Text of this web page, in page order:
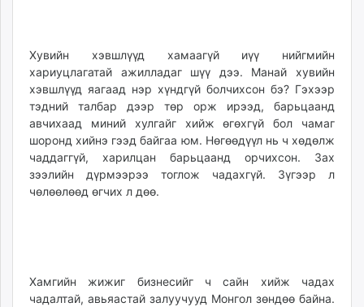
Хувийн хэвшлүүд хамаагүй иүү нийгмийн
хариуцлагатай ажилладаг шүү дээ. Манай хувийн
хэвшлүүд яагаад нэр хүндгүй болчихсон бэ? Гэхээр
тэдний талбар дээр төр орж ирээд, барьцаанд
авчихаад миний хулгайг хийж өгөхгүй бол чамаг
шоронд хийнэ гээд байгаа юм. Нөгөөдүүл нь ч хөдөлж
чаддаггүй, харилцан барьцаанд орчихсон. Зах
зээлийн дүрмээрээ тоглож чадахгүй. Зүгээр л
чөлөөлөөд өгчих л дөө.
Хамгийн жижиг бизнесийг ч сайн хийж чадах
чадалтай, авьяастай залуучууд Монгол зөндөө байна.